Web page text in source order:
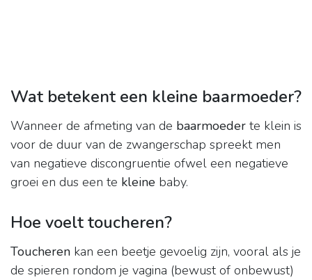
Wat betekent een kleine baarmoeder?
Wanneer de afmeting van de baarmoeder te klein is
voor de duur van de zwangerschap spreekt men
van negatieve discongruentie ofwel een negatieve
groei en dus een te kleine baby.
Hoe voelt toucheren?
Toucheren kan een beetje gevoelig zijn, vooral als je
de spieren rondom je vagina (bewust of onbewust)